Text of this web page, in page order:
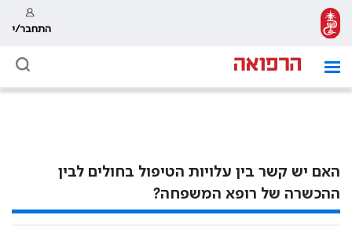
התחבר/י
האם יש קשר בין עלויות הטיפול בחולים לבין
ההכשרה של רופא המשפחה?